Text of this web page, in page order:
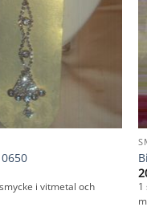
i vitmetal och
1